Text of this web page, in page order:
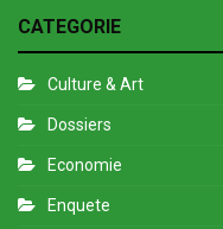
CATEGORIE
Culture & Art
Dossiers
Economie
Enquete